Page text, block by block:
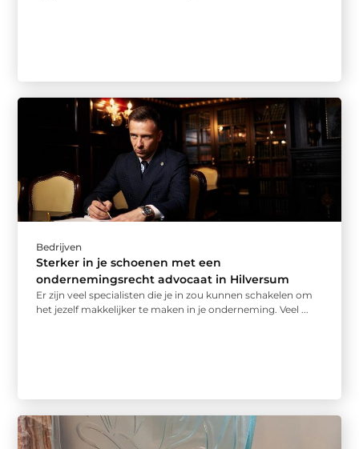
Bedrijven
Sterker in je schoenen met een
ondernemingsrecht advocaat in Hilversum
Er zijn veel specialisten die je in zou kunnen schakelen om
het jezelf makkelijker te maken in je onderneming. Veel ...